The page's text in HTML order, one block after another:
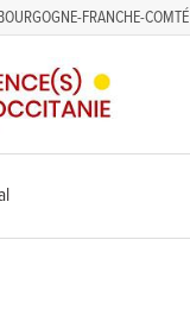
FRANCHE-COMTÉ